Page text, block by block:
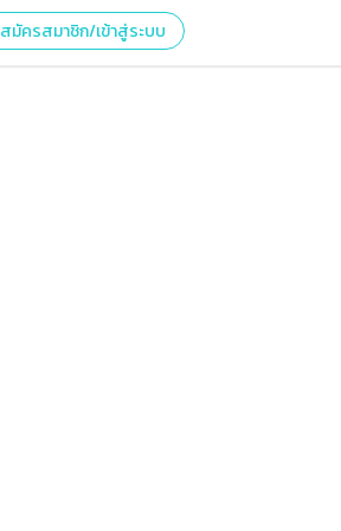
สมัครสมาชิก/เข้าสู่ระบบ